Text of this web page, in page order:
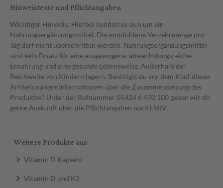
Hinweistexte und Pflichtangaben
Wichtiger Hinweis: Hierbei handelt es sich um ein
Nahrungsergänzungsmittel. Die empfohlene Verzehrmenge pro
Tag darf nicht überschritten werden. Nahrungsergänzungsmittel
sind kein Ersatz für eine ausgewogene, abwechslungsreiche
Ernährung und eine gesunde Lebensweise. Außerhalb der
Reichweite von Kindern lagern. Benötigst du vor dem Kauf dieses
Artikels nähere Informationen über die Zusammensetzung des
Produktes? Unter der Rufnummer 05424 6 470 100 geben wir dir
gerne Auskunft über die Pflichtangaben nach LMIV.
Weitere Produkte aus:
Vitamin D Kapseln
Vitamin D und K2